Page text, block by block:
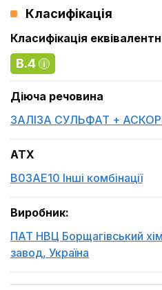
Класифікація
Класифікація
B.4
Діюча речовина
ЗАЛІЗА СУЛЬФАТ +
ATX
B03AE10 Інші комбінації
Виробник:
ПАТ НВЦ Борщагівський
завод, Україна